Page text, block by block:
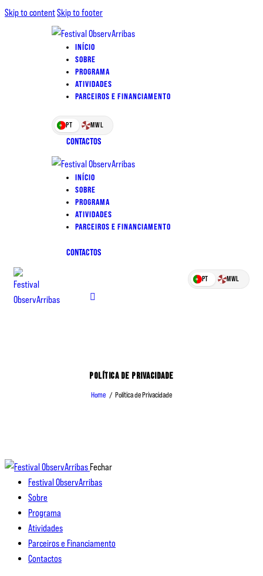
Skip to contentSkip to footer
INÍCIO
SOBRE
PROGRAMA
ATIVIDADES
PARCEIROS E FINANCIAMENTO
PT MWL
CONTACTOS
INÍCIO
SOBRE
PROGRAMA
ATIVIDADES
PARCEIROS E FINANCIAMENTO
CONTACTOS
PT MWL
POLÍTICA DE PRIVACIDADE
Home Política de Privacidade
Fechar
Festival ObservArribas
Sobre
Programa
Atividades
Parceiros e Financiamento
Contactos